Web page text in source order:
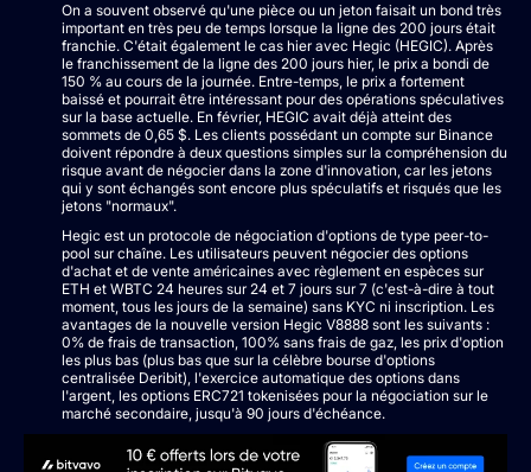
On a souvent observé qu'une pièce ou un jeton faisait un bond très
important en très peu de temps lorsque la ligne des 200 jours était
franchie. C'était également le cas hier avec Hegic (HEGIC). Après
le franchissement de la ligne des 200 jours hier, le prix a bondi de
150 % au cours de la journée. Entre-temps, le prix a fortement
baissé et pourrait être intéressant pour des opérations spéculatives
sur la base actuelle. En février, HEGIC avait déjà atteint des
sommets de 0,65 $. Les clients possédant un compte sur Binance
doivent répondre à deux questions simples sur la compréhension du
risque avant de négocier dans la zone d'innovation, car les jetons
qui y sont échangés sont encore plus spéculatifs et risqués que les
jetons "normaux".
Hegic est un protocole de négociation d'options de type peer-to-
pool sur chaîne. Les utilisateurs peuvent négocier des options
d'achat et de vente américaines avec règlement en espèces sur
ETH et WBTC 24 heures sur 24 et 7 jours sur 7 (c'est-à-dire à tout
moment, tous les jours de la semaine) sans KYC ni inscription. Les
avantages de la nouvelle version Hegic V8888 sont les suivants :
0% de frais de transaction, 100% sans frais de gaz, les prix d'option
les plus bas (plus bas que sur la célèbre bourse d'options
centralisée Deribit), l'exercice automatique des options dans
l'argent, les options ERC721 tokenisées pour la négociation sur le
marché secondaire, jusqu'à 90 jours d'échéance.